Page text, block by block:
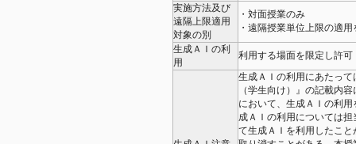
実施方法及び
遠隔上限適用
対象の別
・対面授業のみ
・遠隔授業単位上限の適
生成ＡＩの利
用
利用する場面を限定し許可
生成ＡＩの利用にあたっ
（学生向け）』の記載内
において、生成ＡＩの利
成ＡＩの利用については
て生成ＡＩを利用したこ